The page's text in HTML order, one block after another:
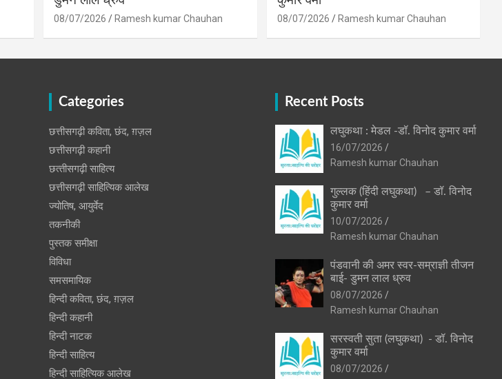
08/07/2026 Ramesh kumar Chauhan 08/07/2026 Ramesh kumar Chauhan
Categories
छत्तीसगढ़ी कविता, छंद, ग़ज़ल
छत्तीसगढ़ी कहानी
छत्‍तीसगढ़ी साहित्‍य
छत्तीसगढ़ी साहित्यिक आलेख
ज्योतिष, आयुर्वेद
तकनीकी
पुस्‍तक समीक्षा
विविधा
समसमायिक
हिन्दी कविता, छंद, ग़ज़ल
हिन्दी कहानी
हिन्‍दी नाटक
हिन्दी साहित्य
हिन्दी साहित्यिक आलेख
Recent Posts
लघुकथा : मेडल -डॉ. विनोद कुमार वर्मा
16/07/2026
Ramesh kumar Chauhan
गुल्लक (हिंदी लघुकथा) – डॉ. विनोद
कुमार वर्मा
10/07/2026
Ramesh kumar Chauhan
पंडवानी की अमर स्वर-सम्राज्ञी तीजन
बाई- डुमन लाल ध्रुव
08/07/2026
Ramesh kumar Chauhan
सरस्वती सुता (लघुकथा) ​- डॉ. विनोद
कुमार वर्मा
08/07/2026